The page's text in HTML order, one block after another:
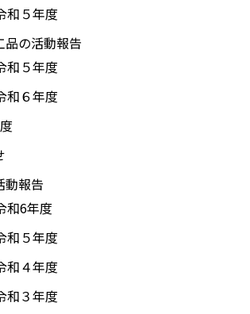
和５年度
品の活動報告
和５年度
和６年度
動報告
和6年度
和５年度
和４年度
和３年度